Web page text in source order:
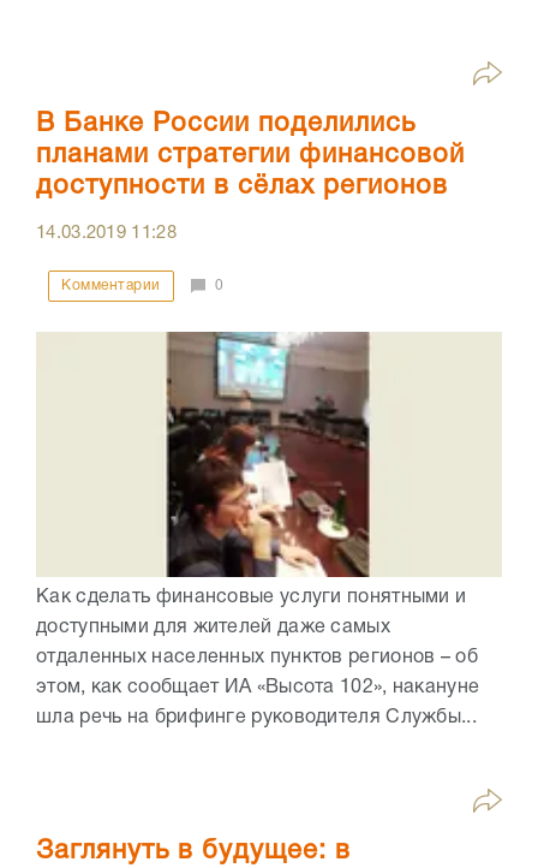
В Банке России поделились
планами стратегии финансовой
доступности в сёлах регионов
14.03.2019 11:28
Комментарии 0
Как сделать финансовые услуги понятными и
доступными для жителей даже самых
отдаленных населенных пунктов регионов – об
этом, как сообщает ИА «Высота 102», накануне
шла речь на брифинге руководителя Службы...
Заглянуть в будущее: в